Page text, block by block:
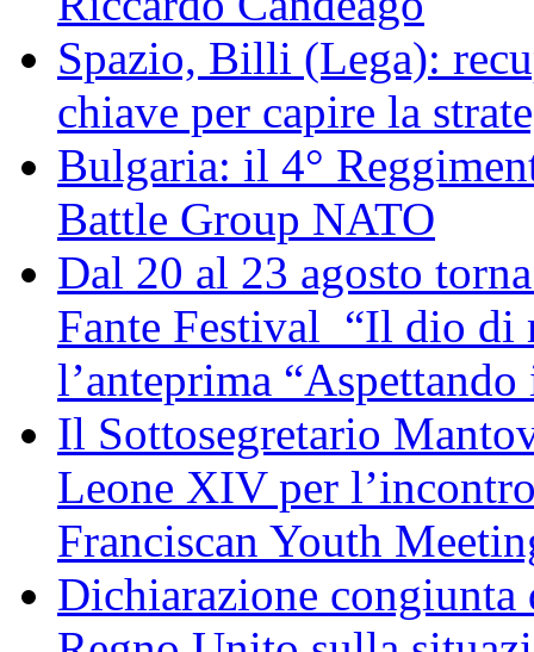
Spazio, Billi (Lega):
chiave per capire la
Bulgaria: il 4°
Battle Group NATO
Dal 20 al 23 agosto
Fante Festival “Il dio di
l’anteprima
Il Sottosegretario
Leone XIV per
Franciscan Youth
Dichiarazione